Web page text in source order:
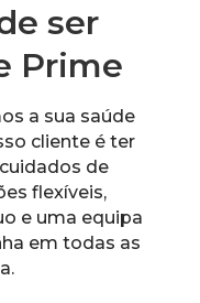
ser
Prime
a sua saúde
cliente é ter
de
flexíveis,
e uma equipa
em todas as